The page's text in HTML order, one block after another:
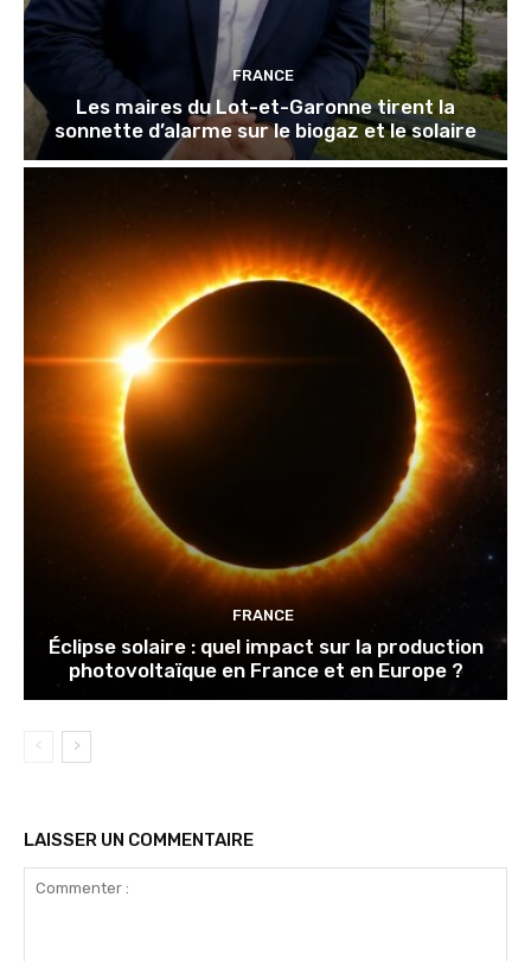
FRANCE
Les maires du Lot-et-Garonne tirent la
sonnette d’alarme sur le biogaz et le solaire
FRANCE
Éclipse solaire : quel impact sur la production
photovoltaïque en France et en Europe ?
LAISSER UN COMMENTAIRE